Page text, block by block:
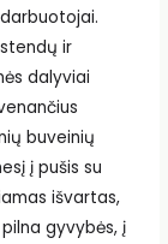
ir
dalyviai
buveinių
į pušis su
išvartas,
gyvybės, į